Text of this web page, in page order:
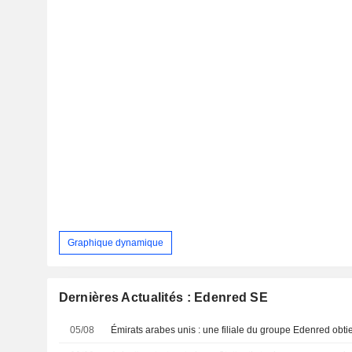
Graphique dynamique
Dernières Actualités : Edenred SE
05/08